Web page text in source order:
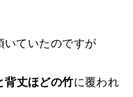
いていたのですが
背丈ほどの竹に覆われ